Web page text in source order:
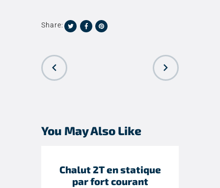
Share:
You May Also Like
Chalut 2T en statique
par fort courant